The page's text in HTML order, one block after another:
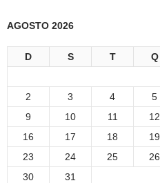
AGOSTO 2026
D S T Q
2
3 4 5
9
10 11 12
16
17 18 19
23
24 25 26
30
31